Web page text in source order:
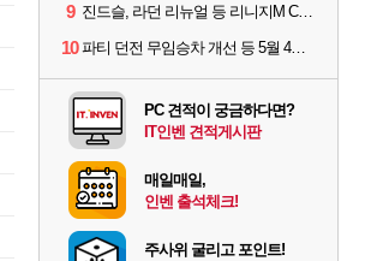
9 진드슬, 라던 리뉴얼 등 리니지M ContiNew 업데이트 핵심 요약
10 파티 던전 무임승차 개선 등 5월 4주차 업데이트 이슈
PC 견적이 궁금하다면?
IT인벤 견적게시판
매일매일,
인벤 출석체크!
주사위 굴리고 포인트!